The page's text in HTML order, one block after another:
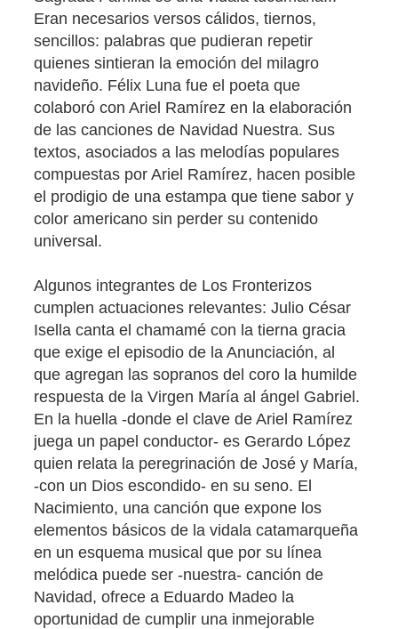
Eran necesarios versos cálidos, tiernos,
sencillos: palabras que pudieran repetir
quienes sintieran la emoción del milagro
navideño. Félix Luna fue el poeta que
colaboró con Ariel Ramírez en la elaboración
de las canciones de Navidad Nuestra. Sus
textos, asociados a las melodías populares
compuestas por Ariel Ramírez, hacen posible
el prodigio de una estampa que tiene sabor y
color americano sin perder su contenido
universal.
Algunos integrantes de Los Fronterizos
cumplen actuaciones relevantes: Julio César
Isella canta el chamamé con la tierna gracia
que exige el episodio de la Anunciación, al
que agregan las sopranos del coro la humilde
respuesta de la Virgen María al ángel Gabriel.
En la huella -donde el clave de Ariel Ramírez
juega un papel conductor- es Gerardo López
quien relata la peregrinación de José y María,
-con un Dios escondido- en su seno. El
Nacimiento, una canción que expone los
elementos básicos de la vidala catamarqueña
en un esquema musical que por su línea
melódica puede ser -nuestra- canción de
Navidad, ofrece a Eduardo Madeo la
oportunidad de cumplir una inmejorable